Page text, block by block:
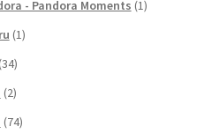
- Pandora Moments (1)
(1)
(34)
(2)
(74)